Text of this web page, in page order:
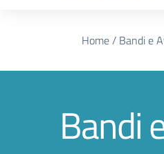
Home/ Bandi e
Bandi